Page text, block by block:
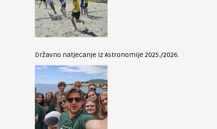
Državno natjecanje iz Astronomije 2025./2026.